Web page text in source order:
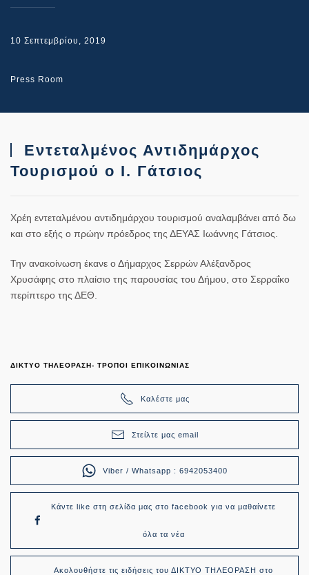
10 Σεπτεμβρίου, 2019
Press Room
Εντεταλμένος Αντιδημάρχος
Τουρισμού ο Ι. Γάτσιος
Χρέη εντεταλμένου αντιδημάρχου τουρισμού αναλαμβάνει από δω
και στο εξής ο πρώην πρόεδρος της ΔΕΥΑΣ Ιωάννης Γάτσιος.
Την ανακοίνωση έκανε ο Δήμαρχος Σερρών Αλέξανδρος
Χρυσάφης στο πλαίσιο της παρουσίας του Δήμου, στο Σερραΐκο
περίπτερο της ΔΕΘ.
ΔΙΚΤΥΟ ΤΗΛΕΟΡΑΣΗ- ΤΡΟΠΟΙ ΕΠΙΚΟΙΝΩΝΙΑΣ
Καλέστε μας
Στείλτε μας email
Viber / Whatsapp : 6942053400
Κάντε like στη σελίδα μας στο facebook για να μαθαίνετε
όλα τα νέα
Ακολουθήστε τις ειδήσεις του ΔΙΚΤΥΟ ΤΗΛΕΟΡΑΣΗ στο